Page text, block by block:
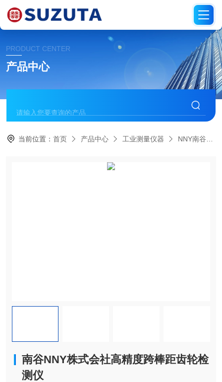
PRODUCT CENTER
产品中心
当前位置：首页 产品中心 工业测量仪器 NNY南谷制作所
南谷NNY株式会社高精度跨棒距齿轮检
测仪